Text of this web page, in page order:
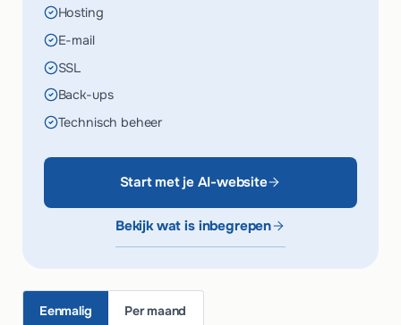
Hosting
E-mail
SSL
Back-ups
Technisch beheer
Start met je AI-website
Bekijk wat is inbegrepen
Eenmalig Per maand